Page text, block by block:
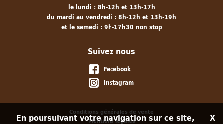
le lundi : 8h-12h et 13h-17h
du mardi au vendredi : 8h-12h et 13h-19h
et le samedi : 9h-17h30 non stop
Suivez nous
Facebook
Instagram
Conditions générales de vente
Mentions légales
En poursuivant votre navigation sur ce site, X